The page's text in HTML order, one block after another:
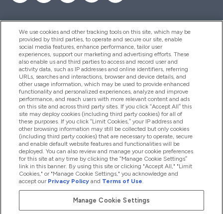
Pomoc I Informacja
Produkty
Informacje O Firmie
Okazje W Myprotein
2026 The Hut.com Ltd
We use cookies and other tracking tools on this site, which may be
provided by third parties, to operate and secure our site, enable
social media features, enhance performance, tailor user
experiences, support our marketing and advertising efforts. These
also enable us and third parties to access and record user and
activity data, such as IP addresses and online identifiers, referring
URLs, searches and interactions, browser and device details, and
other usage information, which may be used to provide enhanced
functionality and personalized experiences, analyze and improve
performance, and reach users with more relevant content and ads
on this site and across third party sites. If you click “Accept All” this
site may deploy cookies (including third party cookies) for all of
these purposes. If you click “Limit Cookies,” your IP address and
other browsing information may still be collected but only cookies
(including third party cookies) that are necessary to operate, secure
and enable default website features and functionalities will be
deployed. You can also review and manage your cookie preferences
for this site at any time by clicking the “Manage Cookie Settings”
link in this banner. By using this site or clicking "Accept All," "Limit
Cookies," or "Manage Cookie Settings," you acknowledge and
accept our Privacy Policy and Terms of Use.
Manage Cookie Settings